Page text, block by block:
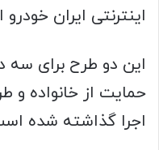
اینترنتی ایران
این دو طرح برای سه
حمایت از خانواده و
اجرا گذاشته شده